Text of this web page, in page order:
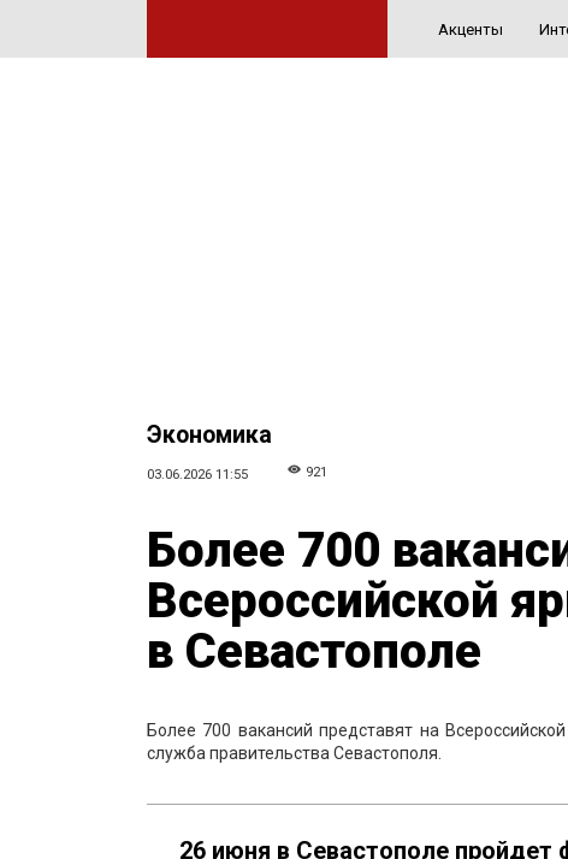
Акценты
Экономика
03.06.2026 11:55 921
Более 700
Всероссийской
в Севастополе
Более 700 вакансий представят на
служба правительства Севастополя.
26 июня в Севастополе пройдет